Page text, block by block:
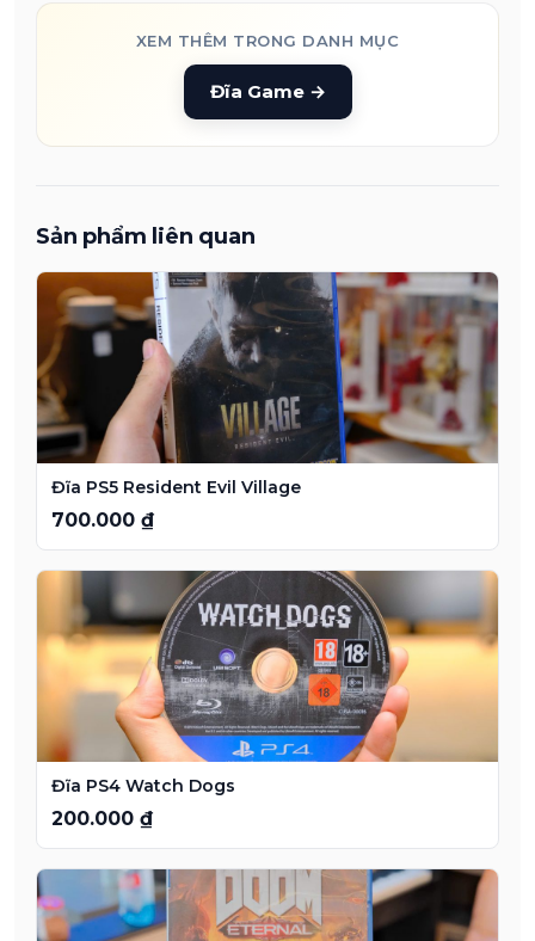
XEM THÊM TRONG DANH MỤC
Đĩa Game→
Sản phẩm liên quan
Đĩa PS5 Resident Evil Village
700.000 ₫
Đĩa PS4 Watch Dogs
200.000 ₫